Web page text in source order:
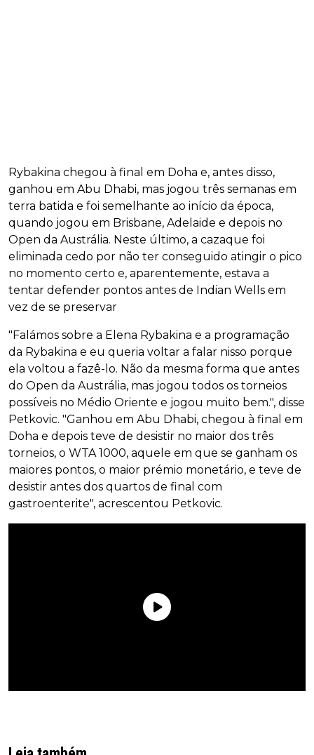
Rybakina chegou à final em Doha e, antes disso,
ganhou em Abu Dhabi, mas jogou três semanas em
terra batida e foi semelhante ao início da época,
quando jogou em Brisbane, Adelaide e depois no
Open da Austrália. Neste último, a cazaque foi
eliminada cedo por não ter conseguido atingir o pico
no momento certo e, aparentemente, estava a
tentar defender pontos antes de Indian Wells em
vez de se preservar
"Falámos sobre a Elena Rybakina e a programação
da Rybakina e eu queria voltar a falar nisso porque
ela voltou a fazê-lo. Não da mesma forma que antes
do Open da Austrália, mas jogou todos os torneios
possíveis no Médio Oriente e jogou muito bem.", disse
Petkovic. "Ganhou em Abu Dhabi, chegou à final em
Doha e depois teve de desistir no maior dos três
torneios, o WTA 1000, aquele em que se ganham os
maiores pontos, o maior prémio monetário, e teve de
desistir antes dos quartos de final com
gastroenterite", acrescentou Petkovic.